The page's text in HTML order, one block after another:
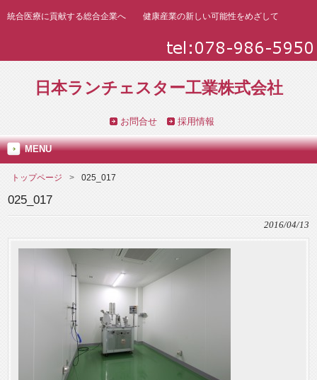
統合医療に貢献する総合企業へ 健康産業の新しい可能性をめざして
日本ランチェスター工業株式会社
お問合せ 採用情報
MENU
トップページ 025_017
025_017
2016/04/13